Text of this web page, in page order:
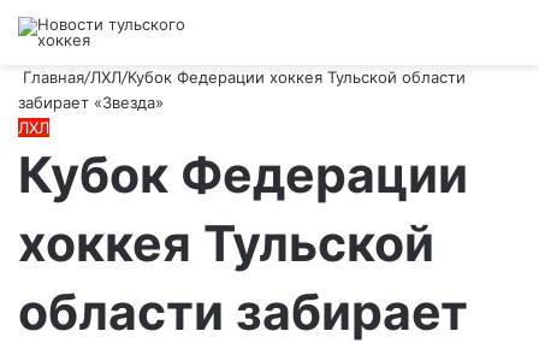
skin
Главная/ЛХЛ/Кубок Федерации хоккея Тульской области
забирает «Звезда»
ЛХЛ
Кубок Федерации
хоккея Тульской
области забирает